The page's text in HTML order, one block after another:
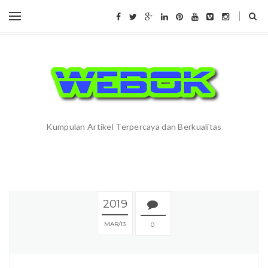
Kumpulan Artikel Terpercaya dan Berkualitas
2019
MAR 13 0